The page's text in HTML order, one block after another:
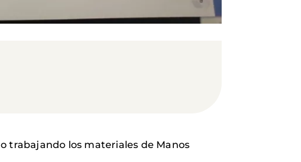
trabajando los materiales de Manos